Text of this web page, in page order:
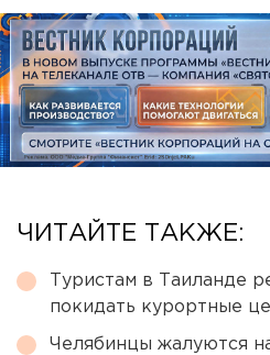
ЧИТАЙТЕ ТАКЖЕ:
Туристам в Таиланде
покидать курортные
Челябинцы жалуются